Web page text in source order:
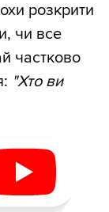
розкрити
чи все
частково
"Хто ви